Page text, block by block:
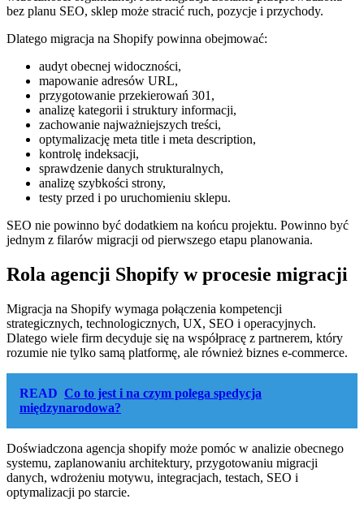
bez planu SEO, sklep może stracić ruch, pozycje i przychody.
Dlatego migracja na Shopify powinna obejmować:
audyt obecnej widoczności,
mapowanie adresów URL,
przygotowanie przekierowań 301,
analizę kategorii i struktury informacji,
zachowanie najważniejszych treści,
optymalizację meta title i meta description,
kontrolę indeksacji,
sprawdzenie danych strukturalnych,
analizę szybkości strony,
testy przed i po uruchomieniu sklepu.
SEO nie powinno być dodatkiem na końcu projektu. Powinno być
jednym z filarów migracji od pierwszego etapu planowania.
Rola agencji Shopify w procesie migracji
Migracja na Shopify wymaga połączenia kompetencji
strategicznych, technologicznych, UX, SEO i operacyjnych.
Dlatego wiele firm decyduje się na współpracę z partnerem, który
rozumie nie tylko samą platformę, ale również biznes e-commerce.
READ Co to jest i na czym polega spedycja
międzynarodowa?
Doświadczona agencja shopify może pomóc w analizie obecnego
systemu, zaplanowaniu architektury, przygotowaniu migracji
danych, wdrożeniu motywu, integracjach, testach, SEO i
optymalizacji po starcie.